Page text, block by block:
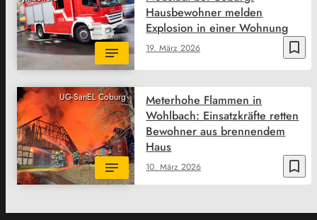
bookmark_border
19. März 2026
Hausbewohner melden
Explosion in einer Wohnung
UG-SanEL Coburg
bookmark_border
10. März 2026
Meterhohe Flammen in
Wohlbach: Einsatzkräfte retten
Bewohner aus brennendem
Haus